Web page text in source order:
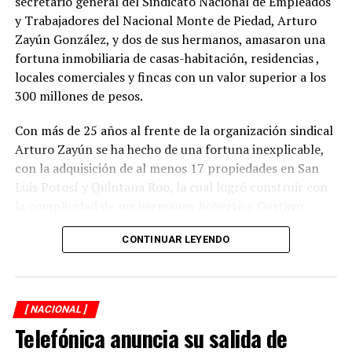
puede afectar los principios de legalidad, imparcialidad,
equidad y neutralidad”, reportó el INE.
La vinculación a Morena es para que “conmine” a los
presidenciables, pero también a los integrantes de
simpatizantes en general.
También se le ordena publicar inmediatamente en su
página de Internet y redes sociales un extracto de esta
La presidenta de la Comisión de Quejas, Claudia Zavala,
subrayó que hay reglas que no se están atendiendo y, al
contrario, las presuntas irregularidades van “in
RELATED TOPICS:
y Trabajadores del Nacional Monte de Piedad, Arturo
Zayún González, y dos de sus hermanos, amasaron una
fortuna inmobiliaria de casas-habitación, residencias ,
locales comerciales y fincas con un valor superior a los
300 millones de pesos.
Con más de 25 años al frente de la organización sindical
Arturo Zayún se ha hecho de una fortuna inexplicable,
con la adquisición de al menos 17 propiedades en San
Luis Potosí y Quintana Roo, la cual logró construir con
Zayún González.
descubrió que el líder gremial adquirió su red
inmobiliaria, en la mayoría de los casos, con pagos
realizados en efectivo y con una valuación menor del
verdadero costo de las propiedades que hoy forman
CONTINUAR LEYENDO
[ NACIONAL ]
Telefónica anuncia su salida de